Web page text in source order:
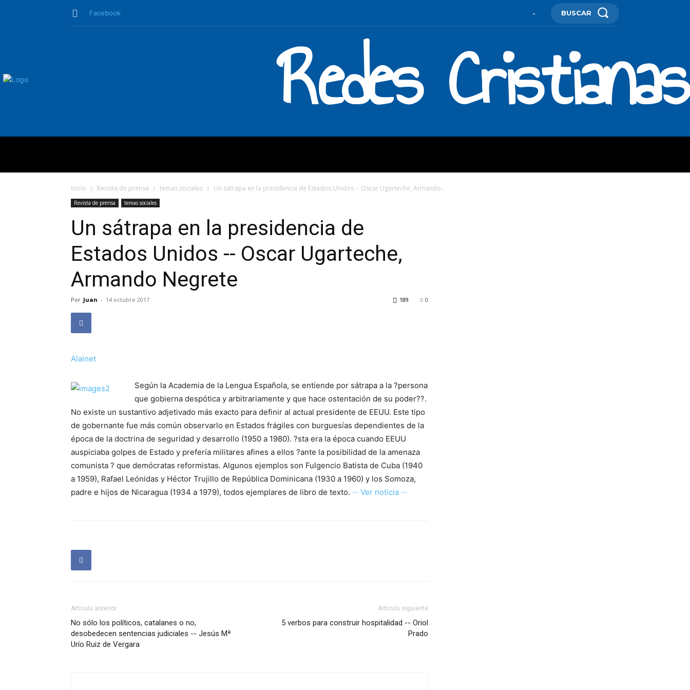
Facebook - BUSCAR
Redes Cristianas
Inicio Revista de prensa temas sociales Un sátrapa en la presidencia de Estados Unidos -- Oscar Ugarteche, Armando...
Revista de prensa temas sociales
Un sátrapa en la presidencia de
Estados Unidos -- Oscar Ugarteche,
Armando Negrete
Por Juan - 14 octubre 2017 0
189
Alainet
Según la Academia de la Lengua Española, se entiende por sátrapa a la ?persona
que gobierna despótica y arbitrariamente y que hace ostentación de su poder??.
No existe un sustantivo adjetivado más exacto para definir al actual presidente de EEUU. Este tipo
de gobernante fue más común observarlo en Estados frágiles con burguesías dependientes de la
época de la doctrina de seguridad y desarrollo (1950 a 1980). ?sta era la época cuando EEUU
auspiciaba golpes de Estado y prefería militares afines a ellos ?ante la posibilidad de la amenaza
comunista ? que demócratas reformistas. Algunos ejemplos son Fulgencio Batista de Cuba (1940
a 1959), Rafael Leónidas y Héctor Trujillo de República Dominicana (1930 a 1960) y los Somoza,
padre e hijos de Nicaragua (1934 a 1979), todos ejemplares de libro de texto. ··· Ver noticia ···
Artículo anterior
No sólo los políticos, catalanes o no,
desobedecen sentencias judiciales -- Jesús Mª
Urío Ruiz de Vergara
Artículo siguiente
5 verbos para construir hospitalidad -- Oriol
Prado